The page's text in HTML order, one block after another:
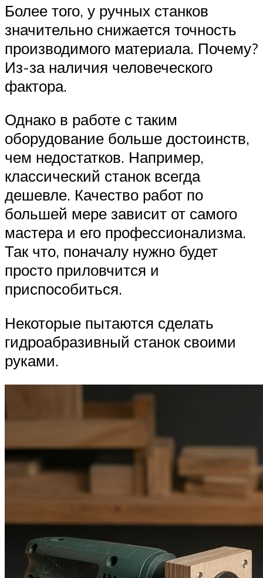
Более того, у ручных станков
значительно снижается точность
производимого материала. Почему?
Из-за наличия человеческого
фактора.
Однако в работе с таким
оборудование больше достоинств,
чем недостатков. Например,
классический станок всегда
дешевле. Качество работ по
большей мере зависит от самого
мастера и его профессионализма.
Так что, поначалу нужно будет
просто приловчится и
приспособиться.
Некоторые пытаются сделать
гидроабразивный станок своими
руками.